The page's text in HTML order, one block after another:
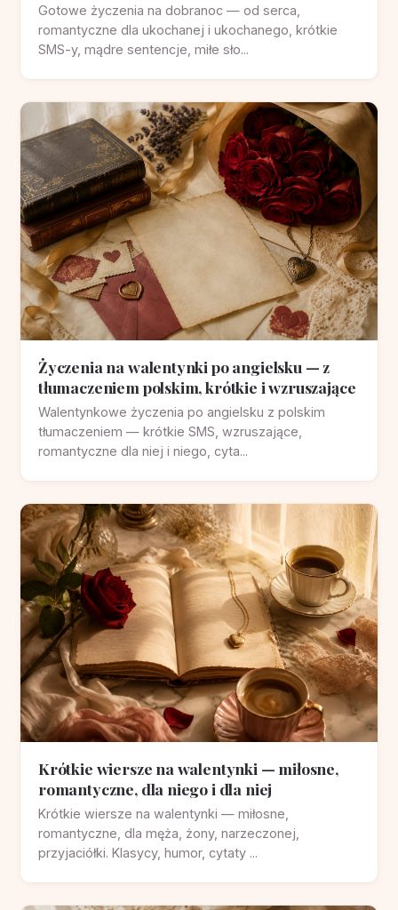
Gotowe życzenia na dobranoc — od serca,
romantyczne dla ukochanej i ukochanego, krótkie
SMS-y, mądre sentencje, miłe sło...
Życzenia na walentynki po angielsku — z
tłumaczeniem polskim, krótkie i wzruszające
Walentynkowe życzenia po angielsku z polskim
tłumaczeniem — krótkie SMS, wzruszające,
romantyczne dla niej i niego, cyta...
Krótkie wiersze na walentynki — miłosne,
romantyczne, dla niego i dla niej
Krótkie wiersze na walentynki — miłosne,
romantyczne, dla męża, żony, narzeczonej,
przyjaciółki. Klasycy, humor, cytaty ...